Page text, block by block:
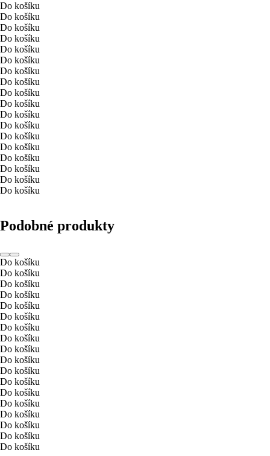
Do košíku
Do košíku
Do košíku
Do košíku
Do košíku
Do košíku
Do košíku
Do košíku
Do košíku
Do košíku
Do košíku
Do košíku
Do košíku
Do košíku
Do košíku
Do košíku
Do košíku
Do košíku
Podobné produkty
Do košíku
Do košíku
Do košíku
Do košíku
Do košíku
Do košíku
Do košíku
Do košíku
Do košíku
Do košíku
Do košíku
Do košíku
Do košíku
Do košíku
Do košíku
Do košíku
Do košíku
Do košíku